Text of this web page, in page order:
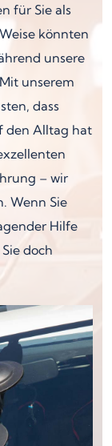
für Sie als
könnten
unsere
unserem
dass
den Alltag hat
– wir
Wenn Sie
Hilfe
doch